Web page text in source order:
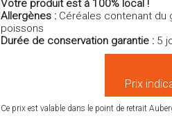
Votre produit est à 100% local !
Allergènes : Céréales contenant du
poissons
Durée de conservation garantie : 5
Prix
Ce prix est valable dans le point de retrait